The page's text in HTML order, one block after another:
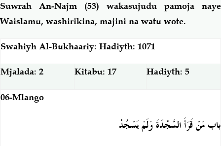
Suwrah An-Najm (53) wakasujudu pamoja naye
Waislamu, washirikina, majini na watu wote.
Swahiyh Al-Bukhaariy: Hadiyth: 1071
Mjalada: 2 Kitabu: 17 Hadiyth: 5
06-Mlango
باب مَنْ قَرَأَ السَّجْدَةَ وَلَمْ يَسْجُدْ